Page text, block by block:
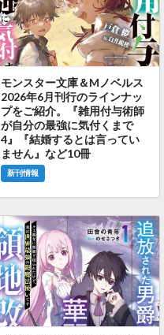
モンスター文庫＆Mノベルス
2026年6月刊行のラインナッ
プをご紹介。『雑用付与術師
が自分の最強に気付くまで
4』『結婚するとは言ってい
ません』など10冊
新刊情報